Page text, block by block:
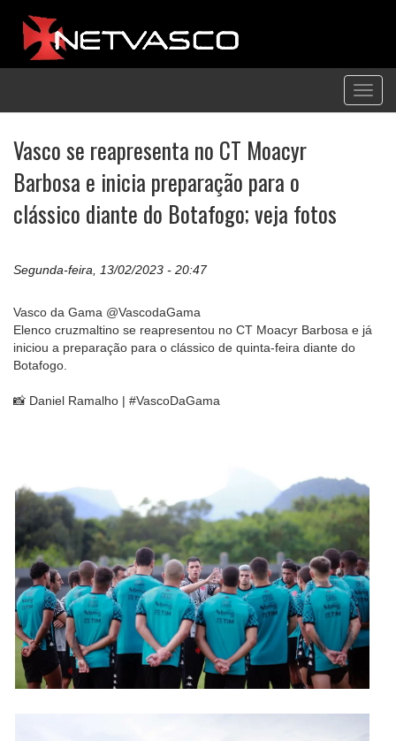
Vasco se reapresenta no CT Moacyr
Barbosa e inicia preparação para o
clássico diante do Botafogo; veja fotos
Segunda-feira, 13/02/2023 - 20:47
Vasco da Gama @VascodaGama
Elenco cruzmaltino se reapresentou no CT Moacyr Barbosa e já
iniciou a preparação para o clássico de quinta-feira diante do
Botafogo.
📸 Daniel Ramalho | #VascoDaGama